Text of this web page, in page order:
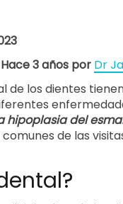
3 años por Dr
de los dientes
hipoplasia del
de las